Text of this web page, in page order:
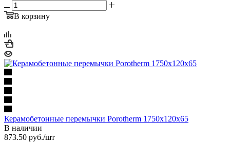
В корзину
Керамобетонные перемычки Porotherm 1750x120x65
В наличии
873.50 руб./шт